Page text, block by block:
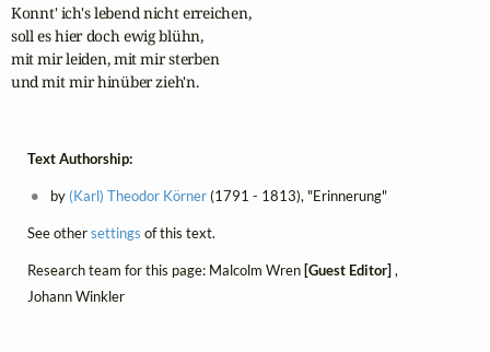
Konnt' ich's lebend nicht erreichen,
soll es hier doch ewig blühn,
mit mir leiden, mit mir sterben
und mit mir hinüber zieh'n.
Text Authorship:
by (Karl) Theodor Körner(1791 - 1813), "Erinnerung"
See othersettings of this text.
Research team for this page: Malcolm Wren [Guest Editor] ,
Johann Winkler